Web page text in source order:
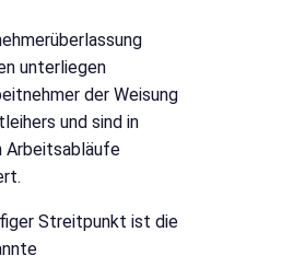
unterliegen
der Weisung
und sind in
Arbeitsabläufe
Streitpunkt ist die